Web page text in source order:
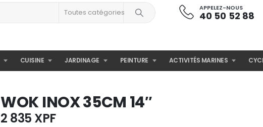
Toutes catégories APPELEZ-NOUS
40 50 52 88
CUISINE JARDINAGE PEINTURE ACTIVITÉS MARINES
WOK INOX 35CM 14″
2 835 XPF